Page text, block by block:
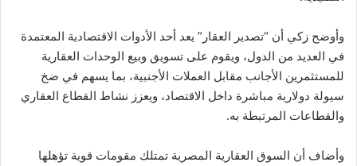
وأوضح زكي أن “تصدير العقار” يعد أحد الأدوات الاقتصادية المعتمدة
في العديد من الدول، ويقوم على تسويق وبيع الوحدات العقارية
للمستثمرين الأجانب مقابل العملات الأجنبية، بما يسهم في ضخ
سيولة دولارية مباشرة داخل الاقتصاد، ويعزز نشاط القطاع العقاري
والقطاعات المرتبطة به.
وأضاف أن السوق العقارية المصرية تمتلك مقومات قوية تؤهلها